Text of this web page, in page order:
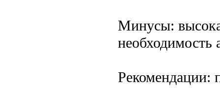
Минусы:
необходимость
Рекомендации: